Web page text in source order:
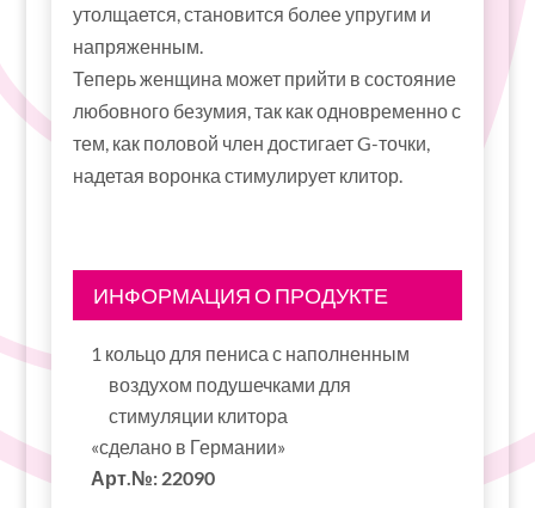
утолщается, становится более упругим и
напряженным.
Теперь женщина может прийти в состояние
любовного безумия, так как одновременно с
тем, как половой член достигает G-точки,
надетая воронка стимулирует клитор.
ИНФОРМАЦИЯ О ПРОДУКТЕ
1 кольцо для пениса с наполненным
воздухом подушечками для
стимуляции клитора
«сделано в Германии»
Арт.№: 22090